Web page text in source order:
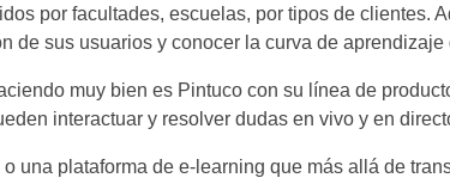
por facultades, escuelas, por tipos de
de sus usuarios y conocer la curva de aprendizaje
muy bien es Pintuco con su línea de
interactuar y resolver dudas en vivo y en
una plataforma de e-learning que más allá de